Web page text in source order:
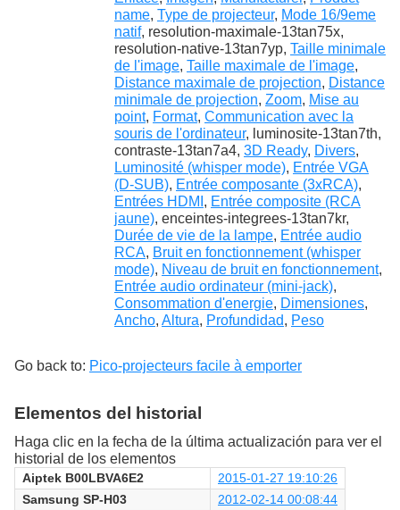
name, Type de projecteur, Mode 16/9eme
natif, resolution-maximale-13tan75x,
resolution-native-13tan7yp, Taille minimale
de l'image, Taille maximale de l'image,
Distance maximale de projection, Distance
minimale de projection, Zoom, Mise au
point, Format, Communication avec la
souris de l'ordinateur, luminosite-13tan7th,
contraste-13tan7a4, 3D Ready, Divers,
Luminosité (whisper mode), Entrée VGA
(D-SUB), Entrée composante (3xRCA),
Entrées HDMI , Entrée composite (RCA
jaune), enceintes-integrees-13tan7kr,
Durée de vie de la lampe, Entrée audio
RCA, Bruit en fonctionnement (whisper
mode), Niveau de bruit en fonctionnement,
Entrée audio ordinateur (mini-jack),
Consommation d'energie, Dimensiones,
Ancho, Altura, Profundidad, Peso
Go back to: Pico-projecteurs facile à emporter
Elementos del historial
Haga clic en la fecha de la última actualización para ver el
historial de los elementos
Aiptek B00LBVA6E2
2015-01-27 19:10:26
Samsung SP-H03
2012-02-14 00:08:44